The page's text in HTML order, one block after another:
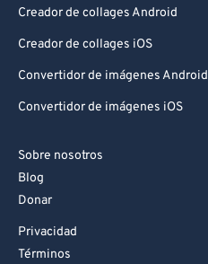
Creador de collages Android
Creador de collages iOS
Convertidor de imágenes Android
Convertidor de imágenes iOS
Sobre nosotros
Blog
Donar
Privacidad
Términos